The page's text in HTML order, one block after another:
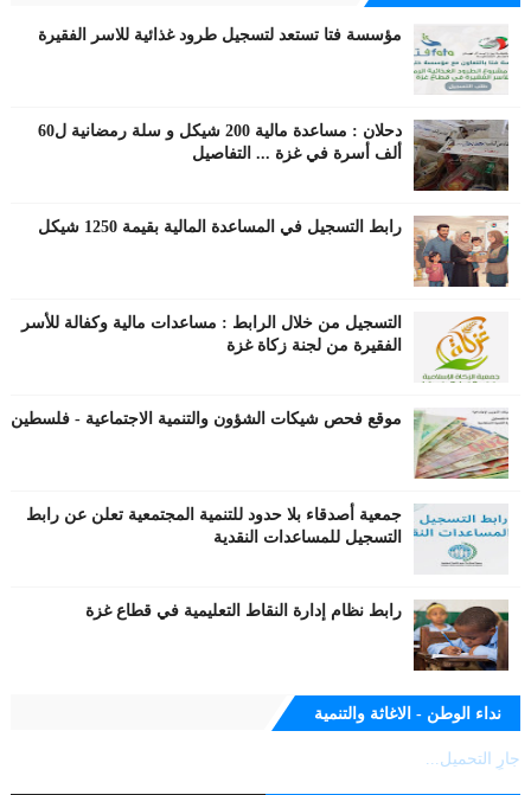
مؤسسة فتا تستعد لتسجيل طرود غذائية للاسر الفقيرة
دحلان : مساعدة مالية 200 شيكل و سلة رمضانية ل60
ألف أسرة في غزة ... التفاصيل
رابط التسجيل في المساعدة المالية بقيمة 1250 شيكل
التسجيل من خلال الرابط : مساعدات مالية وكفالة للأسر
الفقيرة من لجنة زكاة غزة
موقع فحص شيكات الشؤون والتنمية الاجتماعية - فلسطين
جمعية أصدقاء بلا حدود للتنمية المجتمعية تعلن عن رابط
التسجيل للمساعدات النقدية
رابط نظام إدارة النقاط التعليمية في قطاع غزة
نداء الوطن - الاغاثة والتنمية
جارٍ التحميل...